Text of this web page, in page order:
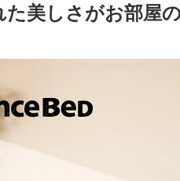
た美しさがお部屋